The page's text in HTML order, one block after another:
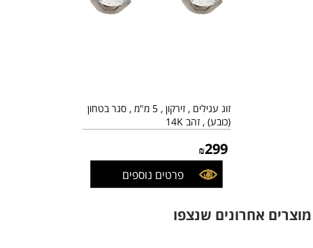
זוג עגילים , זירקון , 5 מ"מ , סגר בטחון
(כובע) , זהב 14K
₪299
פרטים נוספים
מוצרים אחרונים שנצפו